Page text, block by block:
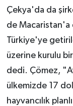
Çekya'da da
de
Türkiye'ye
üzerine kurulu
dedi. Çömez,
ülkemizde 17
hayvancılık